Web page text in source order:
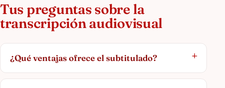
Tus preguntas sobre la
transcripción audiovisual
¿Qué ventajas ofrece el subtitulado?